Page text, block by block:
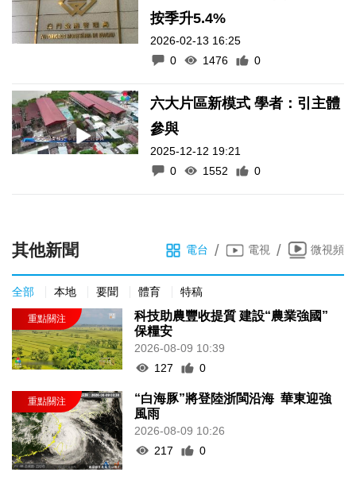
按季升5.4%
2026-02-13 16:25
0
1476 0
六大片區新模式 學者：引主體
參與
2025-12-12 19:21
0
1552 0
其他新聞 電台 / 電視 / 微視頻
全部 本地 要聞 體育 特稿
科技助農豐收提質 建設“農業強國”
保糧安
2026-08-09 10:39
127
0
“白海豚”將登陸浙閩沿海 華東迎強
風雨
2026-08-09 10:26
217
0